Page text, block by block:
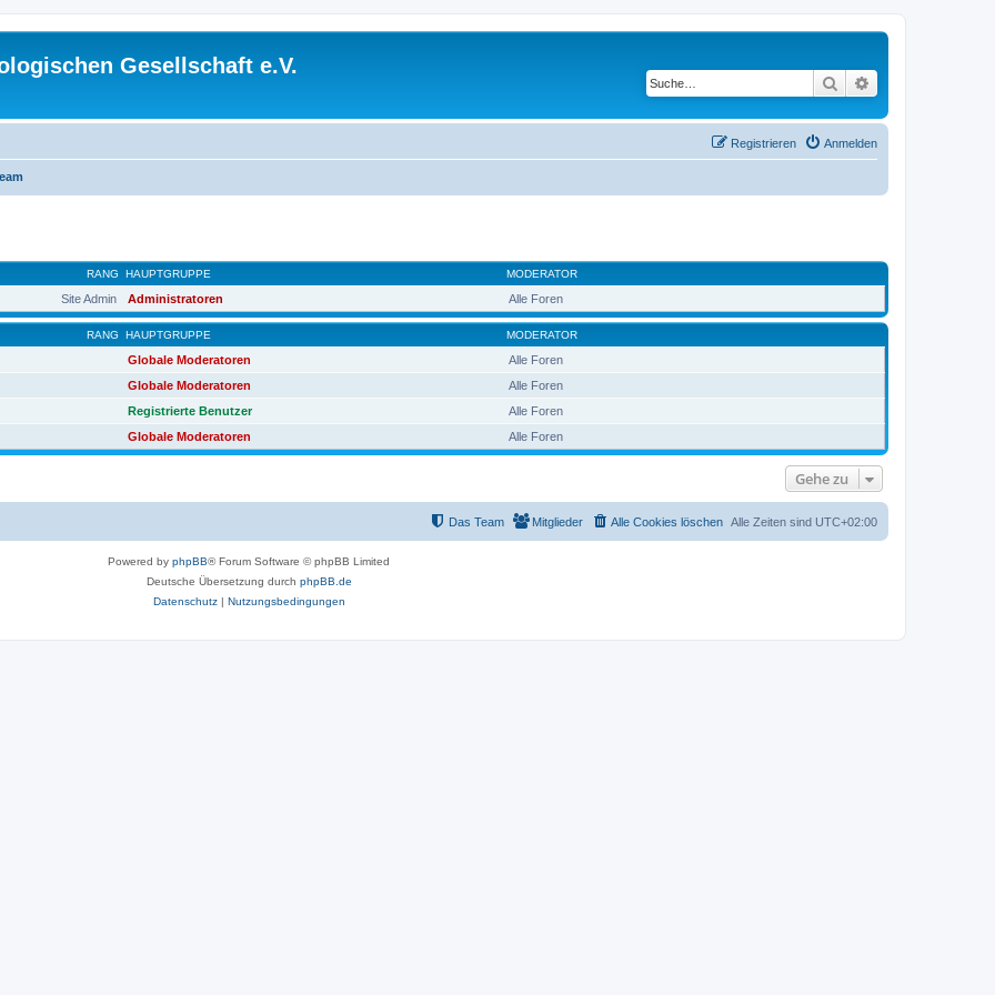
Gesellschaft e.V.
Suche
Anmelden
Registrieren
RANG HAUPTGRUPPE MODERATOR
Site Admin Administratoren Alle Foren
RANG HAUPTGRUPPE MODERATOR
Globale Moderatoren
Alle Foren
Globale Moderatoren
Alle Foren
Registrierte Benutzer
Alle Foren
Globale Moderatoren Alle Foren
Gehe zu
Alle Zeiten sind UTC+02:00
Alle Cookies löschen
Mitglieder
Das Team
Powered by phpBB® Forum Software © phpBB Limited
Deutsche Übersetzung durch phpBB.de
Datenschutz| Nutzungsbedingungen